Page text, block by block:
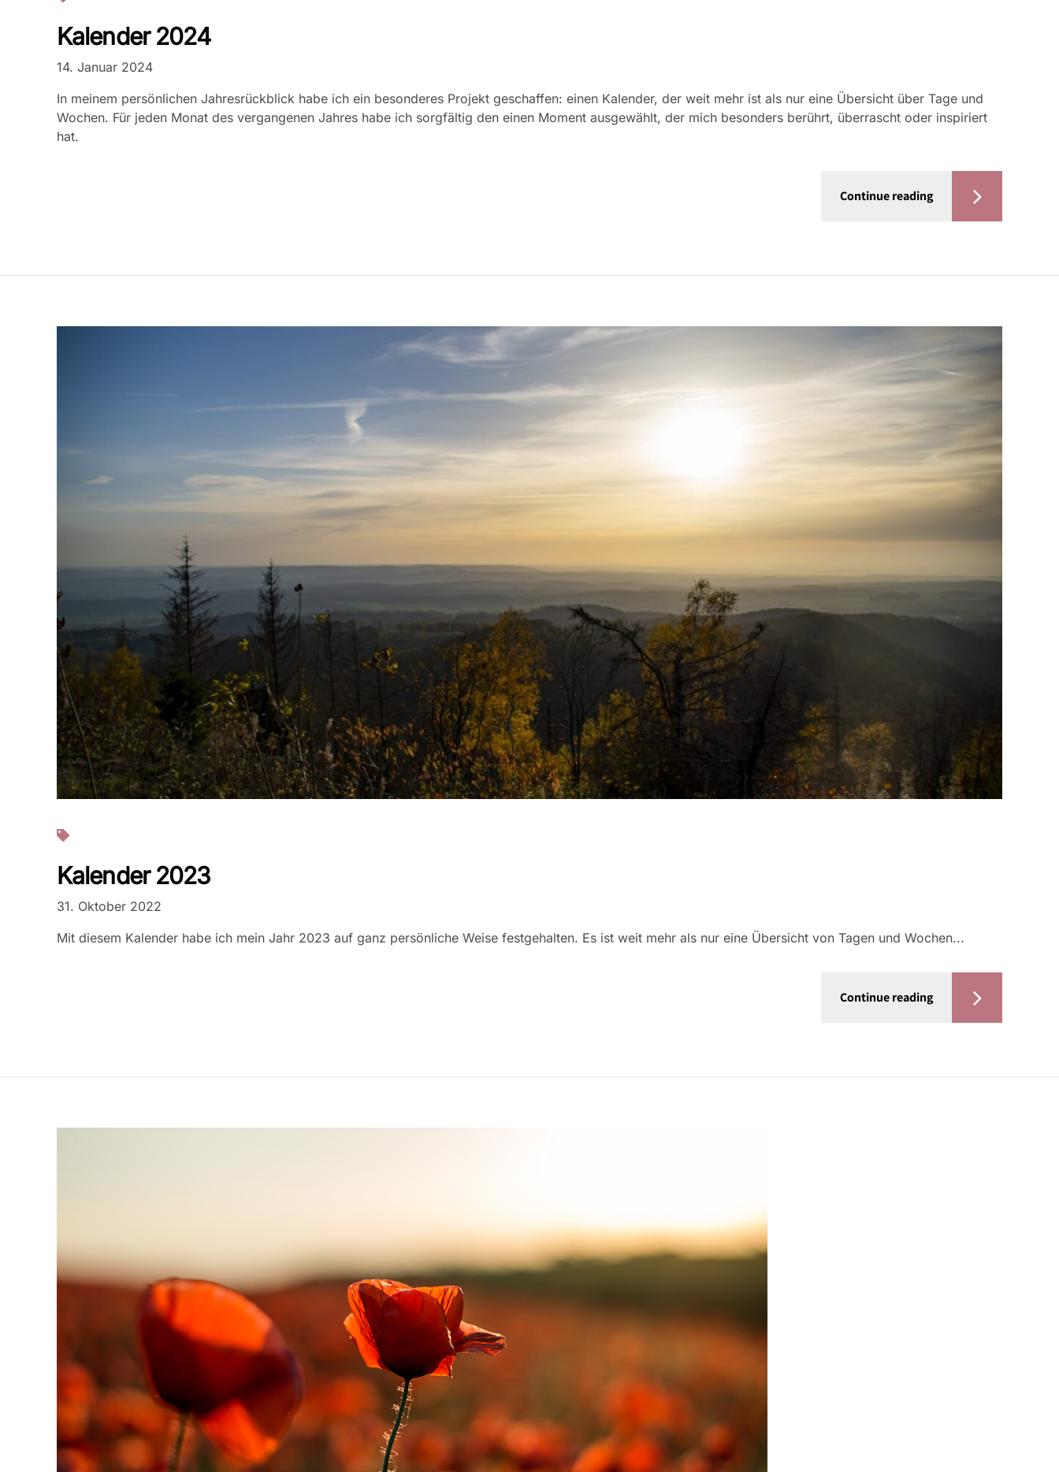
Kalender 2024
14. Januar 2024
In meinem persönlichen Jahresrückblick habe ich ein besonderes Projekt geschaffen: einen Kalender, der weit mehr ist als nur eine Übersicht über Tage und
Wochen. Für jeden Monat des vergangenen Jahres habe ich sorgfältig den einen Moment ausgewählt, der mich besonders berührt, überrascht oder inspiriert
hat.
Continue reading
Kalender 2023
31. Oktober 2022
Mit diesem Kalender habe ich mein Jahr 2023 auf ganz persönliche Weise festgehalten. Es ist weit mehr als nur eine Übersicht von Tagen und Wochen...
Continue reading